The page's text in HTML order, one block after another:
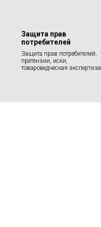
Защита прав
потребителей
Защита прав потребителей,
претензии, иски,
товароведческая экспертиза